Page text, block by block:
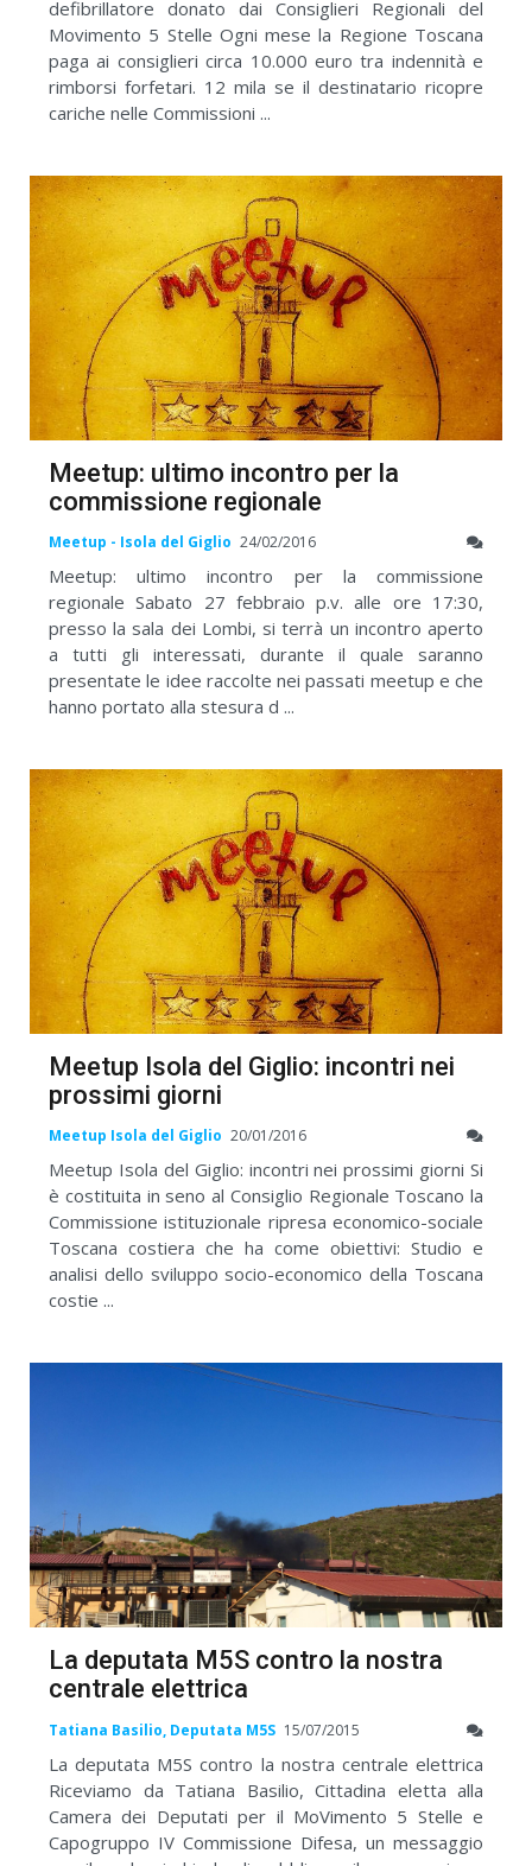
defibrillatore donato dai Consiglieri Regionali del
Movimento 5 Stelle Ogni mese la Regione Toscana
paga ai consiglieri circa 10.000 euro tra indennità e
rimborsi forfetari. 12 mila se il destinatario ricopre
cariche nelle Commissioni ...
Meetup: ultimo incontro per la
commissione regionale
Meetup - Isola del Giglio 24/02/2016
Meetup: ultimo incontro per la commissione
regionale Sabato 27 febbraio p.v. alle ore 17:30,
presso la sala dei Lombi, si terrà un incontro aperto
a tutti gli interessati, durante il quale saranno
presentate le idee raccolte nei passati meetup e che
hanno portato alla stesura d ...
Meetup Isola del Giglio: incontri nei
prossimi giorni
Meetup Isola del Giglio 20/01/2016
Meetup Isola del Giglio: incontri nei prossimi giorni Si
è costituita in seno al Consiglio Regionale Toscano la
Commissione istituzionale ripresa economico-sociale
Toscana costiera che ha come obiettivi: Studio e
analisi dello sviluppo socio-economico della Toscana
costie ...
La deputata M5S contro la nostra
centrale elettrica
Tatiana Basilio, Deputata M5S 15/07/2015
La deputata M5S contro la nostra centrale elettrica
Riceviamo da Tatiana Basilio, Cittadina eletta alla
Camera dei Deputati per il MoVimento 5 Stelle e
Capogruppo IV Commissione Difesa, un messaggio